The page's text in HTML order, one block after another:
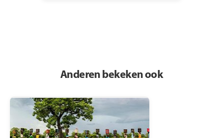
Anderen bekeken ook